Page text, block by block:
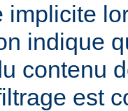
implicite
indique
contenu
est